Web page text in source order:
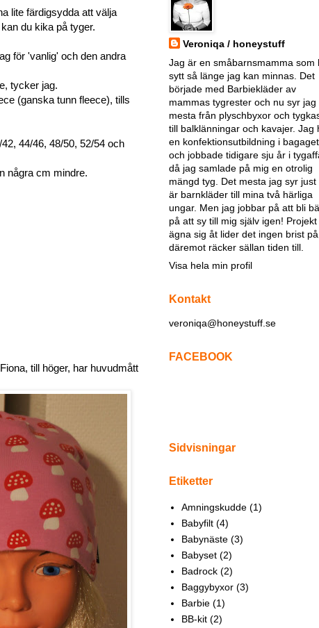
lite färdigsydda att välja
kan du kika på tyger.
för 'vanlig' och den andra
tycker jag.
(ganska tunn fleece), tills
44/46, 48/50, 52/54 och
några cm mindre.
till höger, har huvudmått
Veroniqa / honeystuff
Jag är en småbarnsmamma som
sytt så länge jag kan minnas. Det
började med Barbiekläder av
mammas tygrester och nu syr jag
mesta från plyschbyxor och
till balklänningar och kavajer. Jag
en konfektionsutbildning i bagaget
och jobbade tidigare sju år i
då jag samlade på mig en otrolig
mängd tyg. Det mesta jag syr just
är barnkläder till mina två härliga
ungar. Men jag jobbar på att bli
på att sy till mig själv igen!
ägna sig åt lider det ingen brist på,
däremot räcker sällan tiden till.
Visa hela min profil
Kontakt
veroniqa@honeystuff.se
FACEBOOK
Sidvisningar
Etiketter
Amningskudde (1)
Babyfilt (4)
Babynäste (3)
Babyset (2)
Badrock (2)
Baggybyxor (3)
Barbie (1)
BB-kit (2)